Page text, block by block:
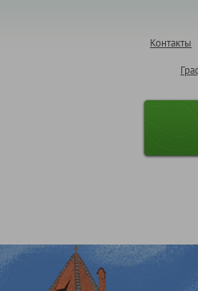
Контакты